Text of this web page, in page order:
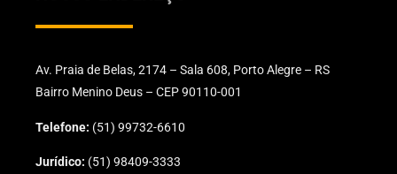
Av. Praia de Belas, 2174 – Sala 608, Porto Alegre – RS
Bairro Menino Deus – CEP 90110-001
Telefone: (51) 99732-6610
Jurídico: (51) 98409-3333